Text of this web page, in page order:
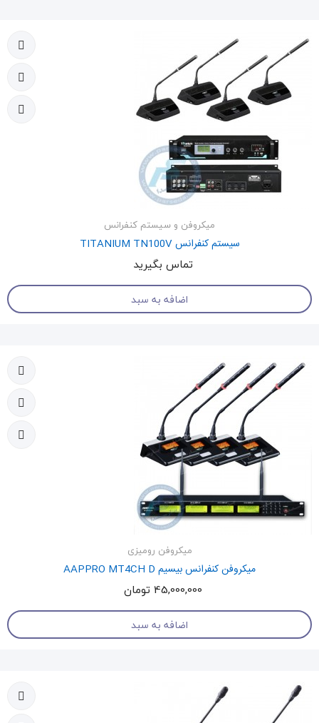
میکروفن و سیستم کنفرانس
سیستم کنفرانس TITANIUM TN100V
تماس بگیرید
اضافه به سبد
میکروفن رومیزی
میکروفن کنفرانس بیسیم AAPPRO MT4CH D
45,000,000 تومان
اضافه به سبد